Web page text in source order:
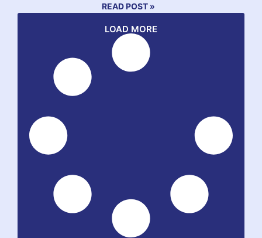
READ POST »
LOAD MORE